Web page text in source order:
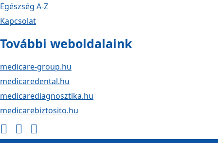
Egészség A-Z
Kapcsolat
További weboldalaink
medicare-group.hu
medicaredental.hu
medicarediagnosztika.hu
medicarebiztosito.hu